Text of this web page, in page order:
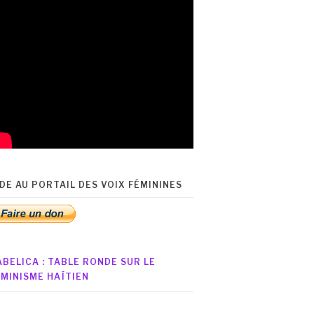
AU PORTAIL DES VOIX FÉMININES
: TABLE RONDE SUR LE
HAÏTIEN